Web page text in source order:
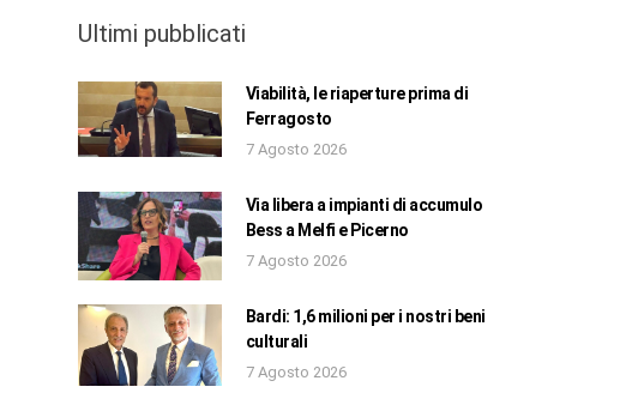
Ultimi pubblicati
Viabilità, le riaperture prima di
Ferragosto
7 Agosto 2026
Via libera a impianti di accumulo
Bess a Melfi e Picerno
7 Agosto 2026
Bardi: 1,6 milioni per i nostri beni
culturali
7 Agosto 2026